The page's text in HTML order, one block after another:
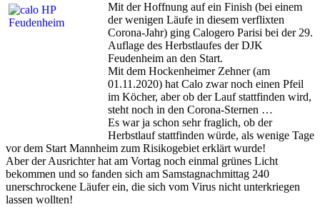
Mit der Hoffnung auf ein Finish (bei einem
der wenigen Läufe in diesem verflixten
Corona-Jahr) ging Calogero Parisi bei der 29.
Auflage des Herbstlaufes der DJK
Feudenheim an den Start.
Mit dem Hockenheimer Zehner (am
01.11.2020) hat Calo zwar noch einen Pfeil
im Köcher, aber ob der Lauf stattfinden wird,
steht noch in den Corona-Sternen …
Es war ja schon sehr fraglich, ob der
Herbstlauf stattfinden würde, als wenige Tage
vor dem Start Mannheim zum Risikogebiet erklärt wurde!
Aber der Ausrichter hat am Vortag noch einmal grünes Licht
bekommen und so fanden sich am Samstagnachmittag 240
unerschrockene Läufer ein, die sich vom Virus nicht unterkriegen
lassen wollten!